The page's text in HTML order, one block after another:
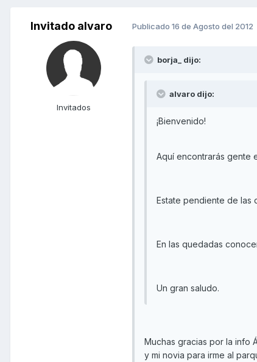
Invitado alvaro
Invitados
Publicado 16 de Agosto del 2012
borja_ dijo:
alvaro dijo:
¡Bienvenido!
Aquí encontrarás gente
Estate pendiente de las
En las quedadas
Un gran saludo.
Muchas gracias por la info
y mi novia para irme al